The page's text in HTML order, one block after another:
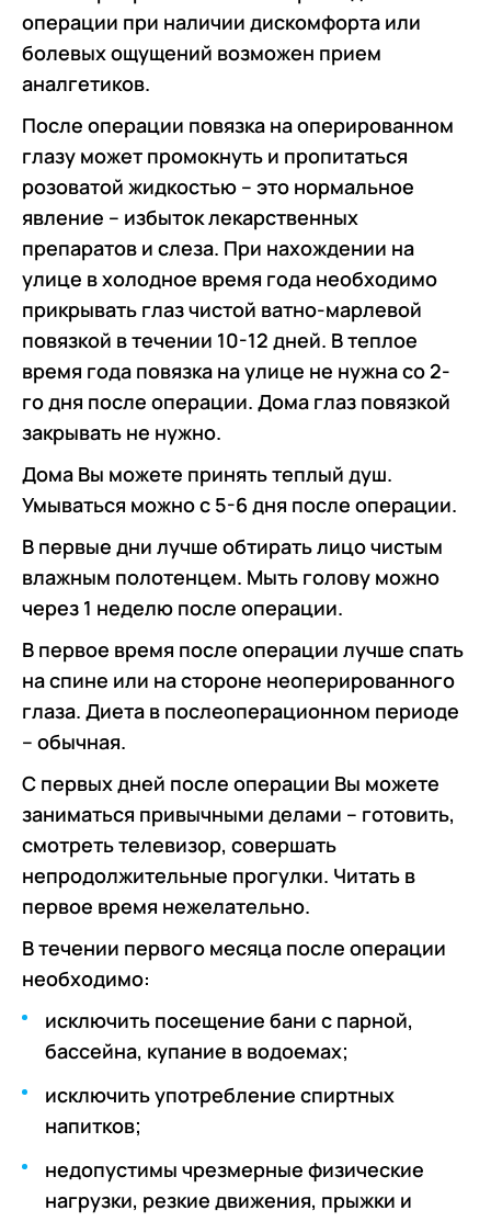
операции при наличии дискомфорта или
болевых ощущений возможен прием
аналгетиков.
После операции повязка на оперированном
глазу может промокнуть и пропитаться
розоватой жидкостью – это нормальное
явление – избыток лекарственных
препаратов и слеза. При нахождении на
улице в холодное время года необходимо
прикрывать глаз чистой ватно-марлевой
повязкой в течении 10-12 дней. В теплое
время года повязка на улице не нужна со 2-
го дня после операции. Дома глаз повязкой
закрывать не нужно.
Дома Вы можете принять теплый душ.
Умываться можно с 5-6 дня после операции.
В первые дни лучше обтирать лицо чистым
влажным полотенцем. Мыть голову можно
через 1 неделю после операции.
В первое время после операции лучше спать
на спине или на стороне неоперированного
глаза. Диета в послеоперационном периоде
– обычная.
С первых дней после операции Вы можете
заниматься привычными делами – готовить,
смотреть телевизор, совершать
непродолжительные прогулки. Читать в
первое время нежелательно.
В течении первого месяца после операции
необходимо:
исключить посещение бани с парной,
бассейна, купание в водоемах;
исключить употребление спиртных
напитков;
недопустимы чрезмерные физические
нагрузки, резкие движения, прыжки и